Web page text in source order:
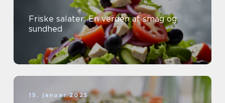
Friske salater: En verden af smag og
sundhed
15. januar 2025